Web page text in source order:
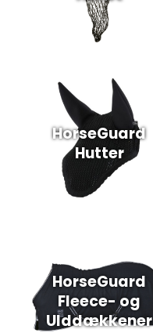
HorseGuard
Hutter
HorseGuard
Fleece- og
Ulddækkener